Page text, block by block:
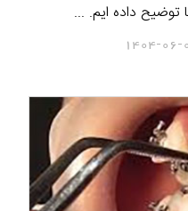
توضیح داده ایم. ...
1404-06-